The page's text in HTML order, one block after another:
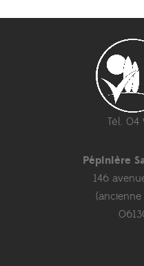
Tél. 04
Pépinière
146